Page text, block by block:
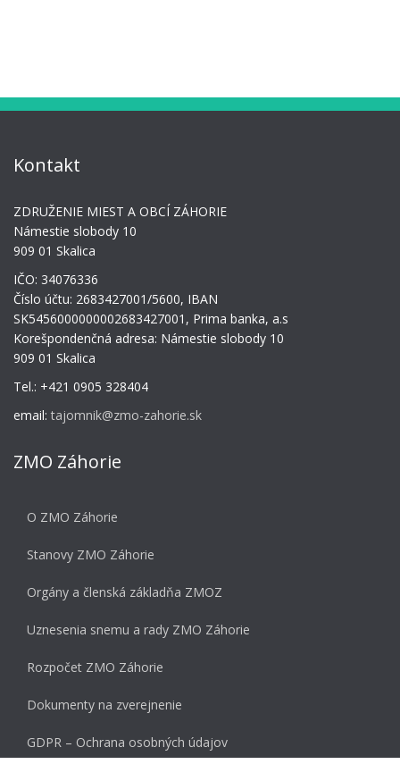
Kontakt
ZDRUŽENIE MIEST A OBCÍ ZÁHORIE
Námestie slobody 10
909 01 Skalica
IČO: 34076336
Číslo účtu: 2683427001/5600, IBAN
SK5456000000002683427001, Prima banka, a.s
Korešpondenčná adresa: Námestie slobody 10
909 01 Skalica
Tel.: +421 0905 328404
email: tajomnik@zmo-zahorie.sk
ZMO Záhorie
O ZMO Záhorie
Stanovy ZMO Záhorie
Orgány a členská základňa ZMOZ
Uznesenia snemu a rady ZMO Záhorie
Rozpočet ZMO Záhorie
Dokumenty na zverejnenie
GDPR – Ochrana osobných údajov